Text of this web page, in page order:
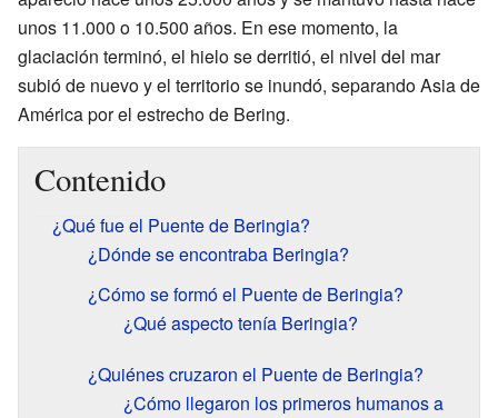
unos 11.000 o 10.500 años. En ese momento, la
glaciación terminó, el hielo se derritió, el nivel del mar
subió de nuevo y el territorio se inundó, separando Asia de
América por el estrecho de Bering.
Contenido
¿Qué fue el Puente de Beringia?
¿Dónde se encontraba Beringia?
¿Cómo se formó el Puente de Beringia?
¿Qué aspecto tenía Beringia?
¿Quiénes cruzaron el Puente de Beringia?
¿Cómo llegaron los primeros humanos a